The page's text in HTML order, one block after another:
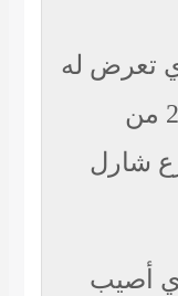
تعرض له
السيد الجوهري يوم الجمعة 13 ديسمبر 2002 من
شارل
أصيب